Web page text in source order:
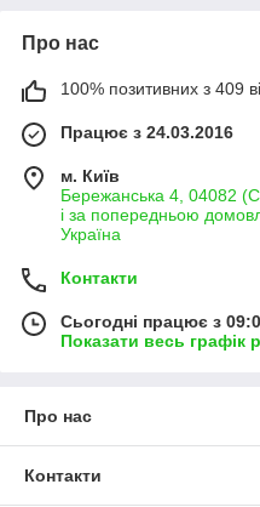
Про нас
100% позитивних з 409
Працює з 24.03.2016
м. Київ
Бережанська 4, 04082
і за попередньою
Україна
Контакти
Сьогодні працює з
Показати весь графік
Про нас
Контакти